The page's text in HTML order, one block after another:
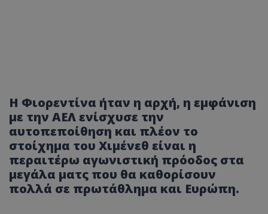
Η Φιορεντίνα ήταν η αρχή, η εμφάνιση
με την ΑΕΛ ενίσχυσε την
αυτοπεποίθηση και πλέον το
στοίχημα του Χιμένεθ είναι η
περαιτέρω αγωνιστική πρόοδος στα
μεγάλα ματς που θα καθορίσουν
πολλά σε πρωτάθλημα και Ευρώπη.